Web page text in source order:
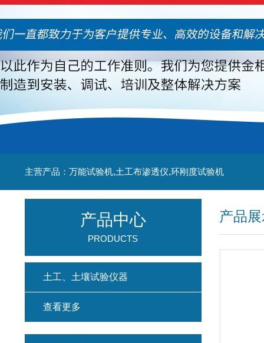
主营产品：万能试验机,土工布渗透仪,环刚度试验机
产品
产品中心
PRODUCTS
土工、土壤试验仪器
查看更多